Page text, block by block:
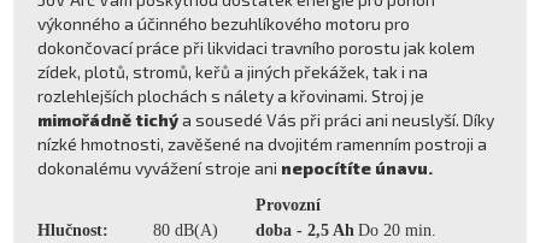
výkonného a účinného bezuhlíkového motoru pro
dokončovací práce při likvidaci travního porostu jak kolem
zídek, plotů, stromů, keřů a jiných překážek, tak i na
rozlehlejších plochách s nálety a křovinami. Stroj je
mimořádně tichýa sousedé Vás při práci ani neuslyší. Díky
nízké hmotnosti, zavěšené na dvojitém ramenním postroji a
dokonalému vyvážení stroje ani nepocítíte únavu.
Hlučnost: 80 dB(A)
Provozní
doba - 2,5 Ah Do 20 min.